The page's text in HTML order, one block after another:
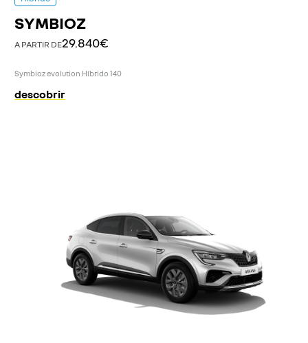
SYMBIOZ
A PARTIR DE29.840€
Symbioz evolution Híbrido 140
descobrir